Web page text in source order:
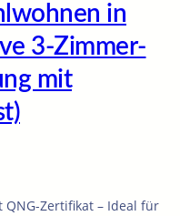
in
3-Zimmer-
mit
Zertifikat – Ideal für